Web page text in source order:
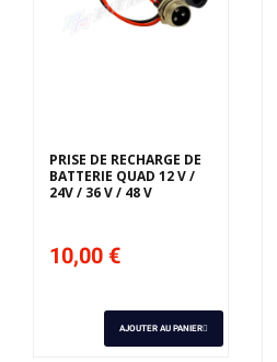
PRISE DE RECHARGE DE
BATTERIE QUAD 12 V /
24V / 36 V / 48 V
10,00 €
AJOUTER AU PANIER